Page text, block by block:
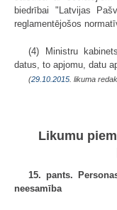
biedrībai "Latvijas
reglamentējošos
(4) Ministru
datus, to apjomu, datu
(29.10.2015. likuma
Likumu
15. pants.
neesamība